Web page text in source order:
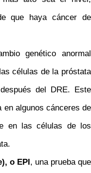
que haya cáncer de
genético anormal
células de la próstata
del DRE. Este
en algunos cánceres de
en las células de los
o EPI , una prueba que